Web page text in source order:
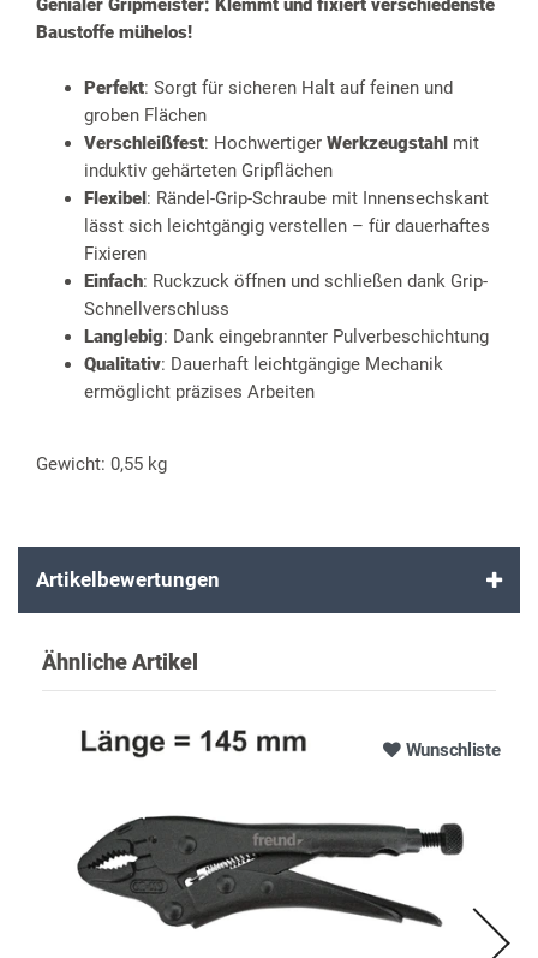
Genialer Gripmeister: Klemmt und fixiert verschiedenste
Baustoffe mühelos!
Perfekt: Sorgt für sicheren Halt auf feinen und
groben Flächen
Verschleißfest: Hochwertiger Werkzeugstahl mit
induktiv gehärteten Gripflächen
Flexibel: Rändel-Grip-Schraube mit Innensechskant
lässt sich leichtgängig verstellen – für dauerhaftes
Fixieren
Einfach: Ruckzuck öffnen und schließen dank Grip-
Schnellverschluss
Langlebig: Dank eingebrannter Pulverbeschichtung
Qualitativ: Dauerhaft leichtgängige Mechanik
ermöglicht präzises Arbeiten
Gewicht: 0,55 kg
Artikelbewertungen
Ähnliche Artikel
Wunschliste